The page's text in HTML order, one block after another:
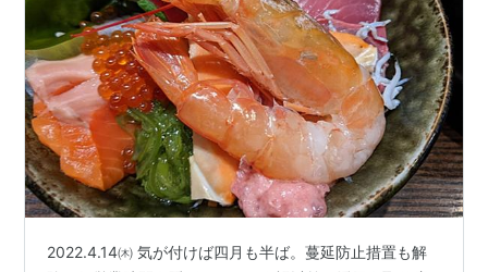
2022.4.14㈭ 気が付けば四月も半ば。蔓延防止措置も解